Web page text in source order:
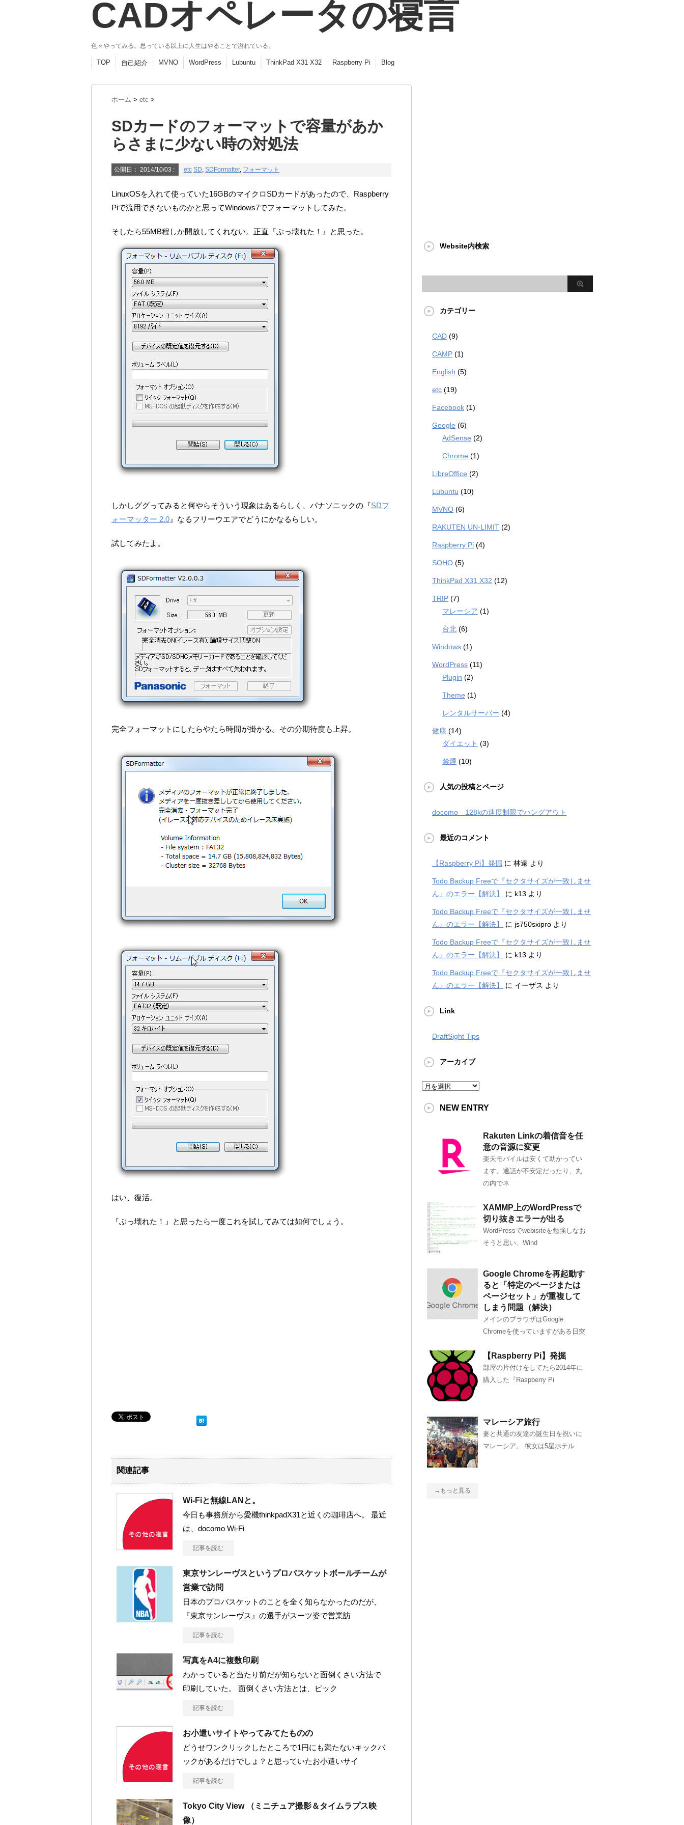
CADオペレータの寝言
色々やってみる。思っている以上に人生はやることで溢れている。
TOP 自己紹介 MVNO WordPress Lubuntu ThinkPad X31 X32 Raspberry Pi Blog
ホーム > etc >
SDカードのフォーマットで容量があか
らさまに少ない時の対処法
公開日： 2014/10/03 : etc SD, SDFormatter, フォーマット
LinuxOSを入れて使っていた16GBのマイクロSDカードがあったので、Raspberry
Piで流用できないものかと思ってWindows7でフォーマットしてみた。
そしたら55MB程しか開放してくれない。正直『ぶっ壊れた！』と思った。
しかしググってみると何やらそういう現象はあるらしく、パナソニックの『SDフ
ォーマッター 2.0 』なるフリーウエアでどうにかなるらしい。
試してみたよ。
完全フォーマットにしたらやたら時間が掛かる。その分期待度も上昇。
はい、復活。
『ぶっ壊れた！』と思ったら一度これを試してみては如何でしょう。
関連記事
Wi-Fiと無線LANと。
今日も事務所から愛機thinkpadX31と近くの珈琲店へ。 最近
は、docomo Wi-Fi
記事を読む
東京サンレーヴスというプロバスケットボールチームが
営業で訪問
日本のプロバスケットのことを全く知らなかったのだが、
『東京サンレーヴス』の選手がスーツ姿で営業訪
記事を読む
写真をA4に複数印刷
わかっていると当たり前だが知らないと面倒くさい方法で
印刷していた。 面倒くさい方法とは、ピック
記事を読む
お小遣いサイトやってみてたものの
どうせワンクリックしたところで1円にも満たないキックバ
ックがあるだけでしょ？と思っていたお小遣いサイ
記事を読む
Tokyo City View （ミニチュア撮影＆タイムラプス映
像）
Website内検索
カテゴリー
CAD (9)
CAMP (1)
English (5)
etc (19)
Facebook (1)
Google (6)
AdSense (2)
Chrome (1)
LibreOffice (2)
Lubuntu (10)
MVNO (6)
RAKUTEN UN-LIMIT (2)
Raspberry Pi (4)
SOHO (5)
ThinkPad X31 X32 (12)
TRIP (7)
マレーシア (1)
台北 (6)
Windows (1)
WordPress (11)
Plugin (2)
Theme (1)
レンタルサーバー (4)
健康 (14)
ダイエット (3)
禁煙 (10)
人気の投稿とページ
docomo 128kの速度制限でハングアウト
最近のコメント
【Raspberry Pi】発掘 に 林遠 より
Todo Backup Freeで『セクタサイズが一致しませ
ん』のエラー【解決】
に k13 より
Todo Backup Freeで『セクタサイズが一致しませ
ん』のエラー【解決】
に js750sxipro より
Todo Backup Freeで『セクタサイズが一致しませ
ん』のエラー【解決】
に k13 より
Todo Backup Freeで『セクタサイズが一致しませ
ん』のエラー【解決】
に イーザス より
Link
DraftSight Tips
アーカイブ
ア
カ
NEW ENTRY
Rakuten Linkの着信音を任
意の音源に変更
楽天モバイルは安くて助かってい
ます。通話が不安定だったり、丸
の内でネ
XAMMP上のWordPressで
切り抜きエラーが出る
WordPressでwebisiteを勉強しなお
そうと思い、Wind
Google Chromeを再起動す
ると「特定のページまたは
ページセット」が重複して
しまう問題（解決）
メインのブラウザはGoogle
Chromeを使っていますがある日突
【Raspberry Pi】発掘
部屋の片付けをしてたら2014年に
購入した『Raspberry Pi
マレーシア旅行
妻と共通の友達の誕生日を祝いに
マレーシア。 彼女は5星ホテル
→もっと見る